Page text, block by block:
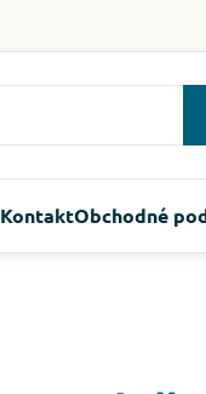
KontaktObchodné